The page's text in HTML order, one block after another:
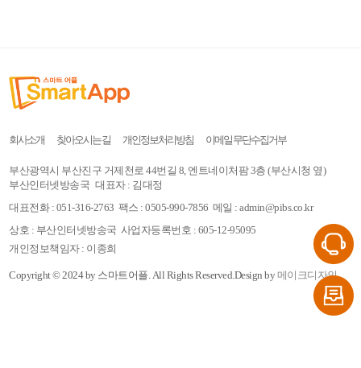
회사소개 찾아오시는 길 개인정보처리방침 이메일 무단수집거부
부산광역시 부산진구 거제천로 44번길 8, 엔트네이처팜 3층 (부산시청 옆)
부산인터넷방송국 대표자 : 김대정
대표전화 : 051-316-2763 팩스 : 0505-990-7856 메일 : admin@pibs.co.kr
상호 : 부산인터넷방송국 사업자등록번호 : 605-12-95095
개인정보책임자 : 이종희
Copyright © 2024 by 스마트어플.All Rights Reserved.Design by메이크디자인